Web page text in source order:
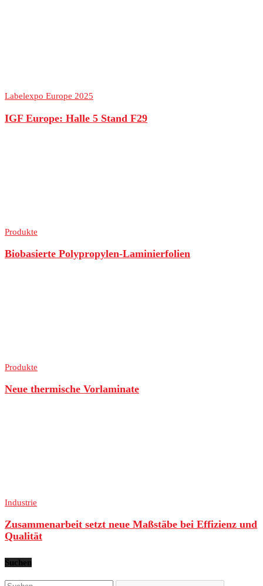
Labelexpo Europe 2025
IGF Europe: Halle 5 Stand F29
Produkte
Biobasierte Polypropylen-Laminierfolien
Produkte
Neue thermische Vorlaminate
Industrie
Zusammenarbeit setzt neue Maßstäbe bei Effizienz und
Qualität
Suchen